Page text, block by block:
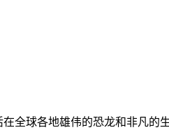
全球各地雄伟的恐龙和非凡的